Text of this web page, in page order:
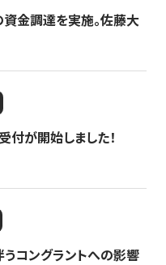
金調達を実施。佐藤大
付が開始しました！
うコングラントへの影響